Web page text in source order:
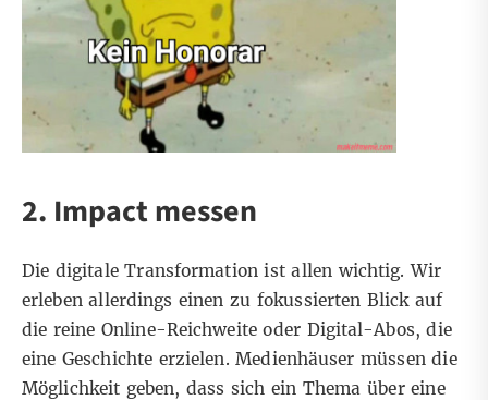
2. Impact messen
Die digitale Transformation ist allen wichtig. Wir
erleben allerdings einen zu fokussierten Blick auf
die reine Online-Reichweite oder Digital-Abos, die
eine Geschichte erzielen. Medienhäuser müssen die
Möglichkeit geben, dass sich ein Thema über eine